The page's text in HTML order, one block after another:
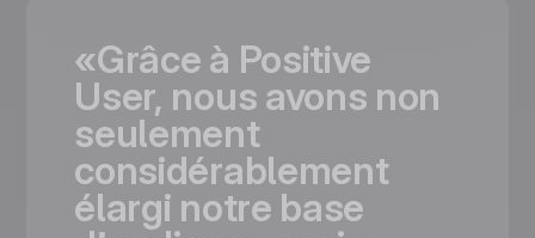
«Grâce à Positive
User, nous avons non
seulement
considérablement
élargi notre base